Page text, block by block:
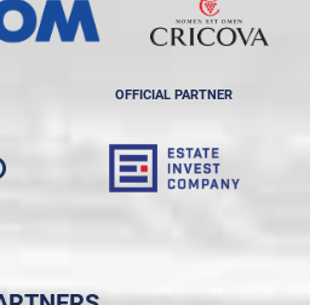
OFFICIAL PARTNER